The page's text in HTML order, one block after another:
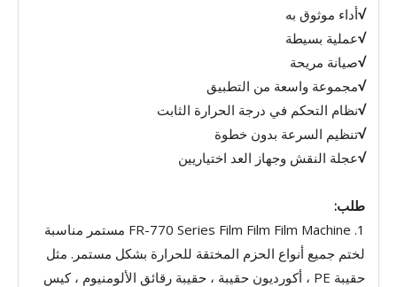
√أداء موثوق به
√عملية بسيطة
√صيانة مريحة
√مجموعة واسعة من التطبيق
√نظام التحكم في درجة الحرارة الثابت
√تنظيم السرعة بدون خطوة
√عجلة النقش وجهاز العد اختياريين
طلب:
1. FR-770 Series Film Film Film Machine مستمر مناسبة
لختم جميع أنواع الحزم المختقة للحرارة بشكل مستمر. مثل
حقيبة PE ، أكورديون حقيبة ، حقيبة رقائق الألومنيوم ، كيس